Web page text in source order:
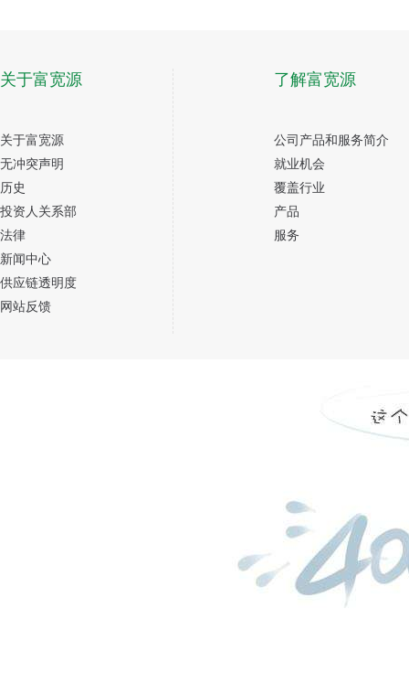
关于富宽源
关于富宽源
无冲突声明
历史
投资人关系部
法律
新闻中心
供应链透明度
网站反馈
了解富宽源
公司产品和服务简介
就业机会
覆盖行业
产品
服务